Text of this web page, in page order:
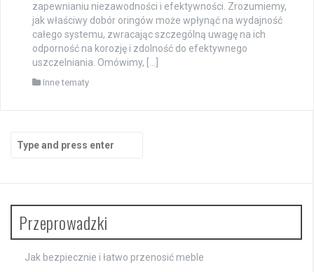
zapewnianiu niezawodności i efektywności. Zrozumiemy,
jak właściwy dobór oringów może wpłynąć na wydajność
całego systemu, zwracając szczególną uwagę na ich
odporność na korozję i zdolność do efektywnego
uszczelniania. Omówimy, […]
Inne tematy
Search
for:
Przeprowadzki
Jak bezpiecznie i łatwo przenosić meble